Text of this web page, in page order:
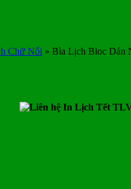
Chữ Nổi » Bìa Lịch Bloc Dán